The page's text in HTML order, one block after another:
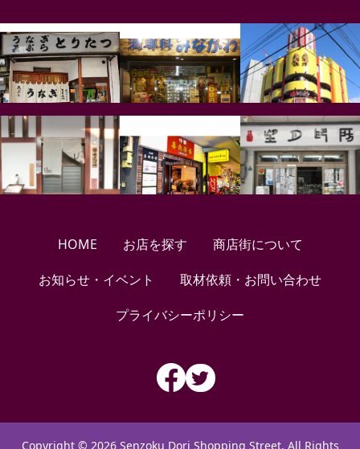
HOME お店を探す
商店街について
お知らせ・イベント
取材依頼・お問い合わせ
プライバシーポリシー
Copyright © 2026 Senzoku Dori Shopping Street. All Rights